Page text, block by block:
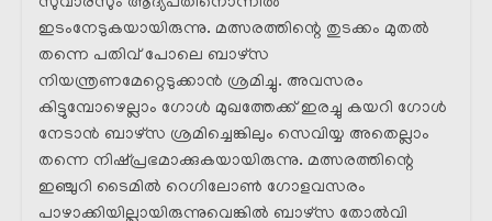
ഇടംനേടുകയായിരുന്നു. മത്സരത്തിന്റെ തുടക്കം മുതൽ
തന്നെ പതിവ് പോലെ ബാഴ്‌സ
നിയന്ത്രണമേറ്റെടുക്കാൻ ശ്രമിച്ചു. അവസരം
കിട്ടുമ്പോഴെല്ലാം ഗോൾ മുഖത്തേക്ക് ഇരച്ചു കയറി ഗോൾ
നേടാൻ ബാഴ്‌സ ശ്രമിച്ചെങ്കിലും സെവിയ്യ അതെല്ലാം
തന്നെ നിഷ്പ്രഭമാക്കുകയായിരുന്നു. മത്സരത്തിന്റെ
ഇഞ്ചുറി ടൈമിൽ റെഗിലോൺ ഗോളവസരം
പാഴാക്കിയില്ലായിരുന്നുവെങ്കിൽ ബാഴ്സ തോൽവി